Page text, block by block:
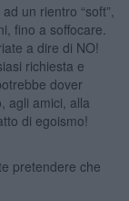
un rientro “soft”,
fino a soffocare.
a dire di NO!
richiesta e
dover
agli amici, alla
di egoismo!
pretendere che